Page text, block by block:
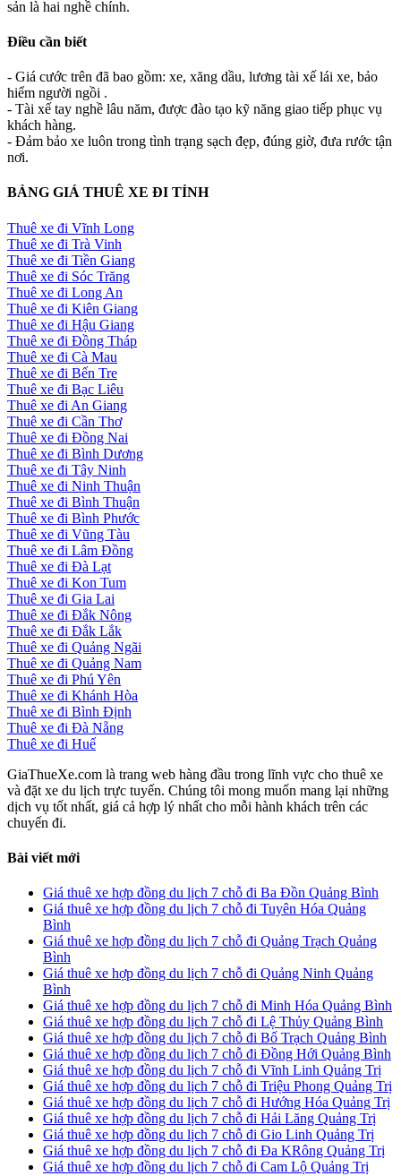
sản là hai nghề chính.
Điều cần biết
- Giá cước trên đã bao gồm: xe, xăng dầu, lương tài xế lái xe, bảo
hiểm người ngồi .
- Tài xế tay nghề lâu năm, được đào tạo kỹ năng giao tiếp phục vụ
khách hàng.
- Đảm bảo xe luôn trong tình trạng sạch đẹp, đúng giờ, đưa rước tận
nơi.
BẢNG GIÁ THUÊ XE ĐI TỈNH
Thuê xe đi Vĩnh Long
Thuê xe đi Trà Vinh
Thuê xe đi Tiền Giang
Thuê xe đi Sóc Trăng
Thuê xe đi Long An
Thuê xe đi Kiên Giang
Thuê xe đi Hậu Giang
Thuê xe đi Đồng Tháp
Thuê xe đi Cà Mau
Thuê xe đi Bến Tre
Thuê xe đi Bạc Liêu
Thuê xe đi An Giang
Thuê xe đi Cần Thơ
Thuê xe đi Đồng Nai
Thuê xe đi Bình Dương
Thuê xe đi Tây Ninh
Thuê xe đi Ninh Thuận
Thuê xe đi Bình Thuận
Thuê xe đi Bình Phước
Thuê xe đi Vũng Tàu
Thuê xe đi Lâm Đồng
Thuê xe đi Đà Lạt
Thuê xe đi Kon Tum
Thuê xe đi Gia Lai
Thuê xe đi Đắk Nông
Thuê xe đi Đắk Lắk
Thuê xe đi Quảng Ngãi
Thuê xe đi Quảng Nam
Thuê xe đi Phú Yên
Thuê xe đi Khánh Hòa
Thuê xe đi Bình Định
Thuê xe đi Đà Nẵng
Thuê xe đi Huế
GiaThueXe.com là trang web hàng đầu trong lĩnh vực cho thuê xe
và đặt xe du lịch trực tuyến. Chúng tôi mong muốn mang lại những
dịch vụ tốt nhất, giá cả hợp lý nhất cho mỗi hành khách trên các
chuyến đi.
Bài viết mới
Giá thuê xe hợp đồng du lịch 7 chỗ đi Ba Đồn Quảng Bình
Giá thuê xe hợp đồng du lịch 7 chỗ đi Tuyên Hóa Quảng
Bình
Giá thuê xe hợp đồng du lịch 7 chỗ đi Quảng Trạch Quảng
Bình
Giá thuê xe hợp đồng du lịch 7 chỗ đi Quảng Ninh Quảng
Bình
Giá thuê xe hợp đồng du lịch 7 chỗ đi Minh Hóa Quảng Bình
Giá thuê xe hợp đồng du lịch 7 chỗ đi Lệ Thủy Quảng Bình
Giá thuê xe hợp đồng du lịch 7 chỗ đi Bố Trạch Quảng Bình
Giá thuê xe hợp đồng du lịch 7 chỗ đi Đồng Hới Quảng Bình
Giá thuê xe hợp đồng du lịch 7 chỗ đi Vĩnh Linh Quảng Trị
Giá thuê xe hợp đồng du lịch 7 chỗ đi Triệu Phong Quảng Trị
Giá thuê xe hợp đồng du lịch 7 chỗ đi Hướng Hóa Quảng Trị
Giá thuê xe hợp đồng du lịch 7 chỗ đi Hải Lăng Quảng Trị
Giá thuê xe hợp đồng du lịch 7 chỗ đi Gio Linh Quảng Trị
Giá thuê xe hợp đồng du lịch 7 chỗ đi Đa KRông Quảng Trị
Giá thuê xe hợp đồng du lịch 7 chỗ đi Cam Lộ Quảng Trị